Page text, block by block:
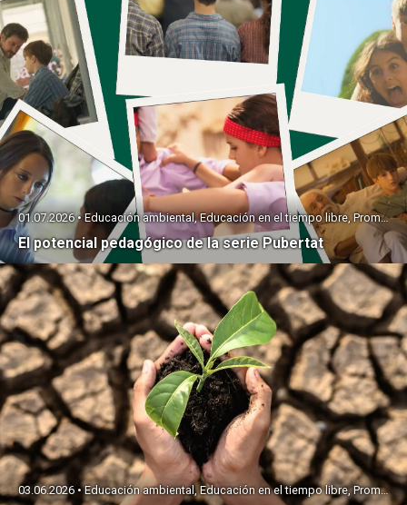
El potencial pedagógico de la serie Pubertat
01.07.2026 • Educación ambiental, Educación en el tiempo libre, Promoción de la salud
03.06.2026 • Educación ambiental, Educación en el tiempo libre, Promoción de la salud